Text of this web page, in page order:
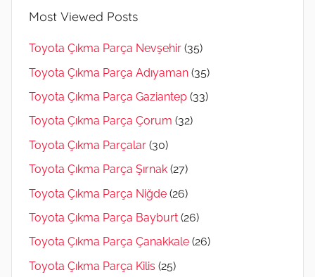
Most Viewed Posts
Toyota Çıkma Parça Nevşehir (35)
Toyota Çıkma Parça Adıyaman (35)
Toyota Çıkma Parça Gaziantep (33)
Toyota Çıkma Parça Çorum (32)
Toyota Çıkma Parçalar (30)
Toyota Çıkma Parça Şırnak (27)
Toyota Çıkma Parça Niğde (26)
Toyota Çıkma Parça Bayburt (26)
Toyota Çıkma Parça Çanakkale (26)
Toyota Çıkma Parça Kilis (25)